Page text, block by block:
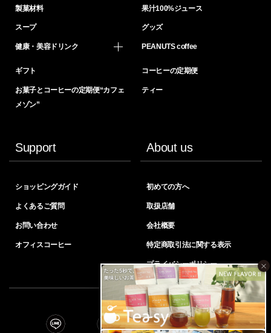
×
製菓材料 果汁100%ジュース
スープ グッズ
健康・美容ドリンク PEANUTS coffee
ギフト コーヒーの定期便
お菓子とコーヒーの定期便“カフェ
メゾン”
ティー
Support
ショッピングガイド
よくあるご質問
お問い合わせ
オフィスコーヒー
About us
初めての方へ
取扱店舗
会社概要
特定商取引法に関する表示
プライバシーポリシー